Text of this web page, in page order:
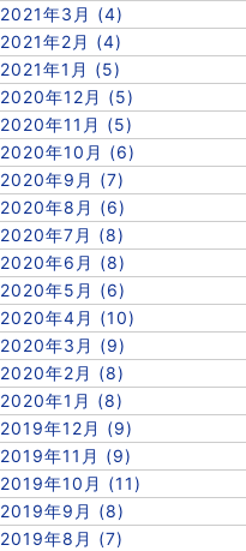
2021年3月 (4)
2021年2月 (4)
2021年1月 (5)
2020年12月 (5)
2020年11月 (5)
2020年10月 (6)
2020年9月 (7)
2020年8月 (6)
2020年7月 (8)
2020年6月 (8)
2020年5月 (6)
2020年4月 (10)
2020年3月 (9)
2020年2月 (8)
2020年1月 (8)
2019年12月 (9)
2019年11月 (9)
2019年10月 (11)
2019年9月 (8)
2019年8月 (7)